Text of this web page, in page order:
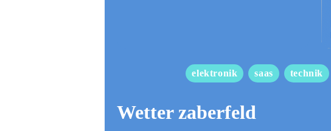
elektronik saas technik
Wetter zaberfeld